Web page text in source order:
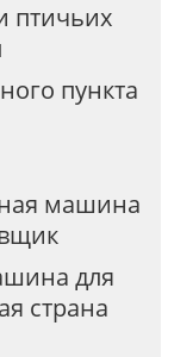
птичьих
пункта
машина
для
страна